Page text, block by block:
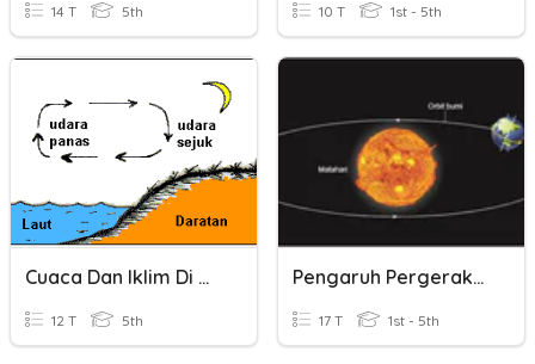
14 T 5th 10 T 1st - 5th
Cuaca Dan Iklim Di Malaysia
12 T 5th
Pengaruh Pergerakan Bumi Terhadap Cuaca Dan Iklim
17 T 1st - 5th